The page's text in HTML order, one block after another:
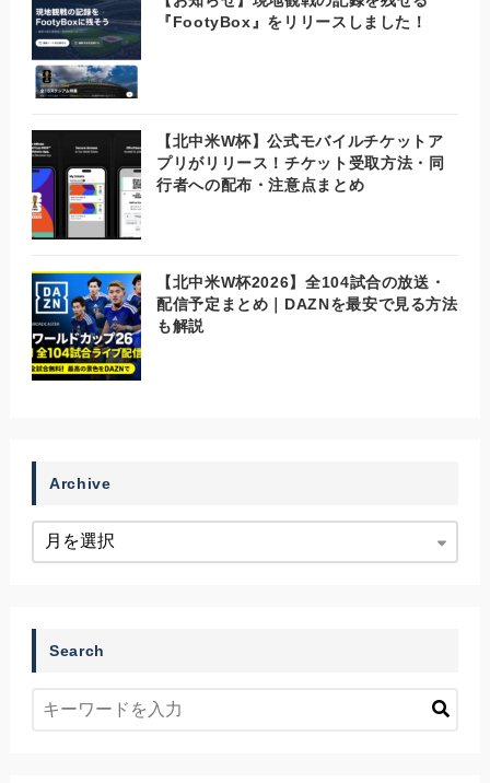
『FootyBox』をリリースしました！
【北中米W杯】公式モバイルチケットア
プリがリリース！チケット受取方法・同
行者への配布・注意点まとめ
【北中米W杯2026】全104試合の放送・
配信予定まとめ｜DAZNを最安で見る方法
も解説
Archive
Search